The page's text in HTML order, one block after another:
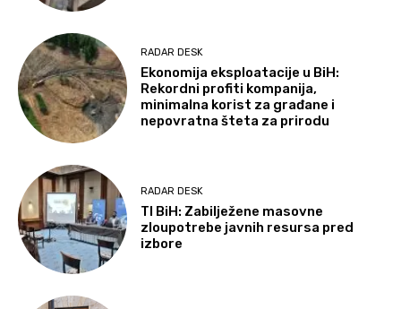
RADAR DESK
Ekonomija eksploatacije u BiH:
Rekordni profiti kompanija,
minimalna korist za građane i
nepovratna šteta za prirodu
RADAR DESK
TI BiH: Zabilježene masovne
zloupotrebe javnih resursa pred
izbore